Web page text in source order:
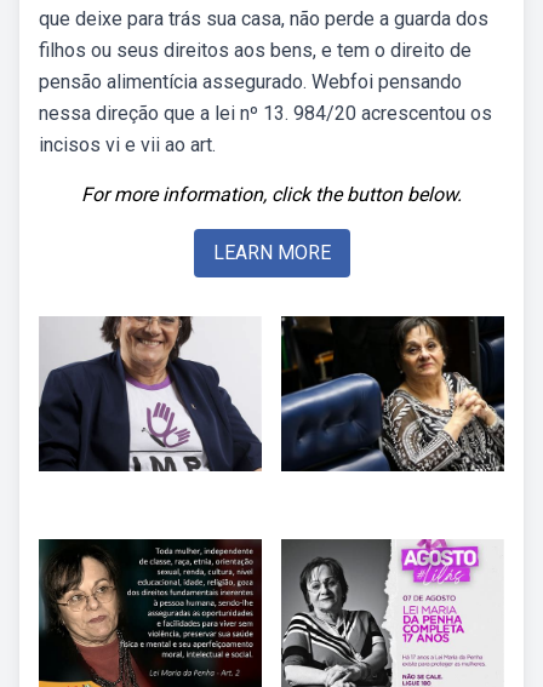
que deixe para trás sua casa, não perde a guarda dos
filhos ou seus direitos aos bens, e tem o direito de
pensão alimentícia assegurado. Webfoi pensando
nessa direção que a lei nº 13. 984/20 acrescentou os
incisos vi e vii ao art.
For more information, click the button below.
LEARN MORE